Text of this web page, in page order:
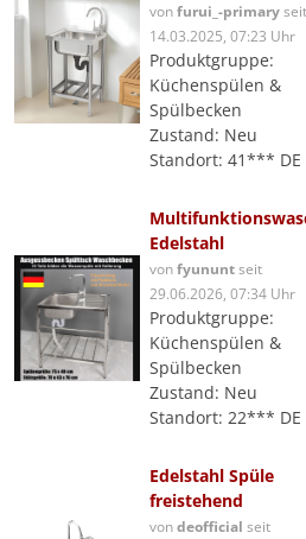
vonfurui_-primaryseit
14.03.2025, 07:23 Uhr
Produktgruppe:
Küchenspülen &
Spülbecken
Zustand: Neu
Standort: 41*** DE
Edelstahl
vonfyununtseit
29.06.2026, 07:34 Uhr
Produktgruppe:
Küchenspülen &
Spülbecken
Zustand: Neu
Standort: 22*** DE
Edelstahl Spüle
freistehend
vondeofficial seit